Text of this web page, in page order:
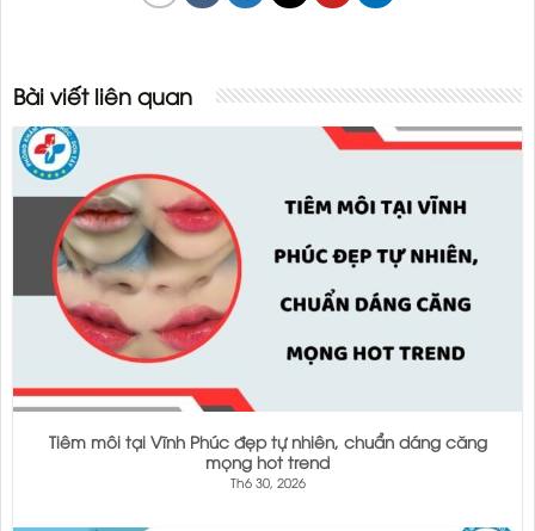
Bài viết liên quan
Tiêm môi tại Vĩnh Phúc đẹp tự nhiên, chuẩn dáng căng
mọng hot trend
Th6 30, 2026